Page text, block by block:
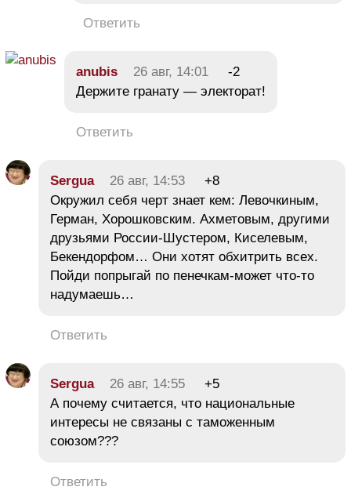
Ответить
anubis 26 авг, 14:01
-2
Держите гранату — электорат!
Ответить
Sergua 26 авг, 14:53
+8
Окружил себя черт знает кем: Левочкиным,
Герман, Хорошковским. Ахметовым, другими
друзьями России-Шустером, Киселевым,
Бекендорфом… Они хотят обхитрить всех.
Пойди попрыгай по пенечкам-может что-то
надумаешь…
Ответить
Sergua 26 авг, 14:55
+5
А почему считается, что национальные
интересы не связаны с таможенным
союзом???
Ответить